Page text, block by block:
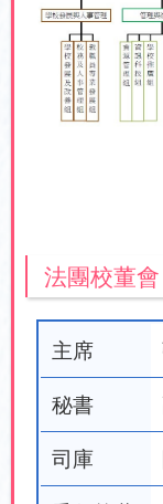
法團校董會
主席
秘書
司庫